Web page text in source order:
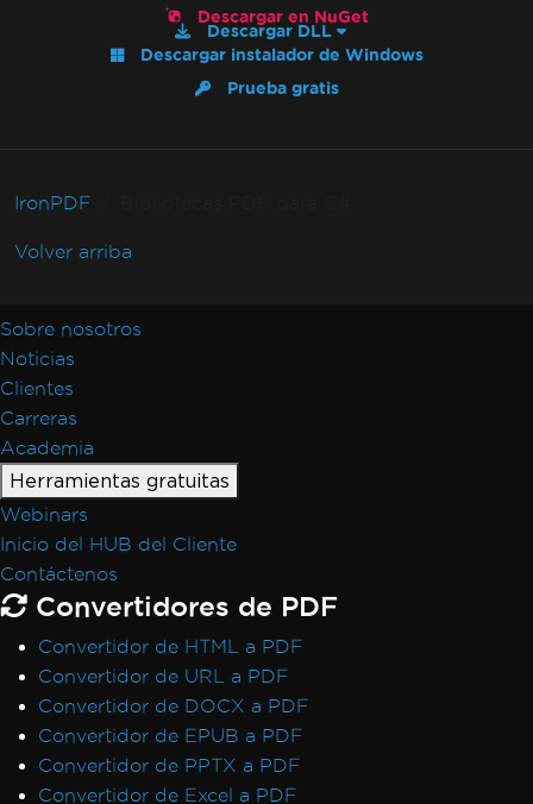
Descargar en NuGet
Descargar DLL
Descargar instalador de Windows
Prueba gratis
IronPDF
Volver arriba
Sobre nosotros
Noticias
Clientes
Carreras
Academia
Herramientas gratuitas
Webinars
Inicio del HUB del Cliente
Contáctenos
Convertidores de PDF
Convertidor de HTML a PDF
Convertidor de URL a PDF
Convertidor de DOCX a PDF
Convertidor de EPUB a PDF
Convertidor de PPTX a PDF
Convertidor de Excel a PDF